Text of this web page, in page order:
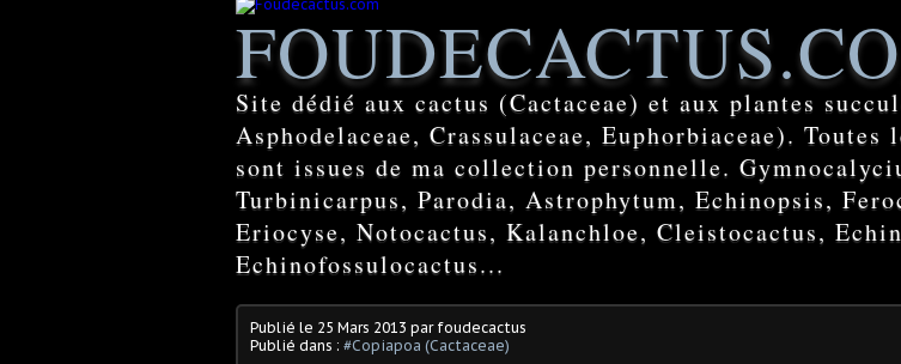
Site dédié aux cactus (Cactaceae) et aux plantes
Asphodelaceae, Crassulaceae, Euphorbiaceae). Toutes
sont issues de ma collection personnelle.
Turbinicarpus, Parodia, Astrophytum, Echinopsis,
Eriocyse, Notocactus, Kalanchloe, Cleistocactus,
Echinofossulocactus...
Publié le 25 Mars 2013 par foudecactus
Publié dans : #Copiapoa (Cactaceae)